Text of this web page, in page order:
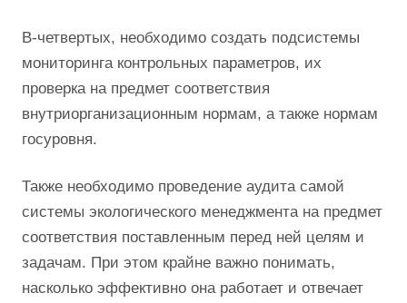
В-четвертых, необходимо создать подсистемы
мониторинга контрольных параметров, их
проверка на предмет соответствия
внутриорганизационным нормам, а также нормам
госуровня.
Также необходимо проведение аудита самой
системы экологического менеджмента на предмет
соответствия поставленным перед ней целям и
задачам. При этом крайне важно понимать,
насколько эффективно она работает и отвечает